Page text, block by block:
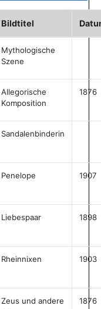
Bildtitel
Mythologische
Szene
Allegorische
Komposition
1876
Sandalenbinderin
Penelope 1907
Liebespaar 1898
Rheinnixen 1903
Zeus und andere
1876